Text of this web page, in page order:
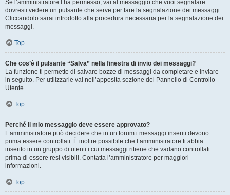
Se l’amministratore l’ha permesso, vai al messaggio che vuoi segnalare:
dovresti vedere un pulsante che serve per fare la segnalazione dei messaggi.
Cliccandolo sarai introdotto alla procedura necessaria per la segnalazione dei
messaggi.
Top
Che cos’è il pulsante “Salva” nella finestra di invio dei messaggi?
La funzione ti permette di salvare bozze di messaggi da completare e inviare
in seguito. Per utilizzarle vai nell’apposita sezione del Pannello di Controllo
Utente.
Top
Perché il mio messaggio deve essere approvato?
L’amministratore può decidere che in un forum i messaggi inseriti devono
prima essere controllati. È inoltre possibile che l’amministratore ti abbia
inserito in un gruppo di utenti i cui messaggi ritiene che vadano controllati
prima di essere resi visibili. Contatta l’amministratore per maggiori
informazioni.
Top